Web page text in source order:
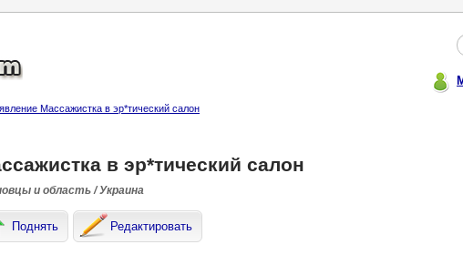
Массажистка в эр*тический салон
в эр*тический салон
и область / Украина
Поднять Редактировать